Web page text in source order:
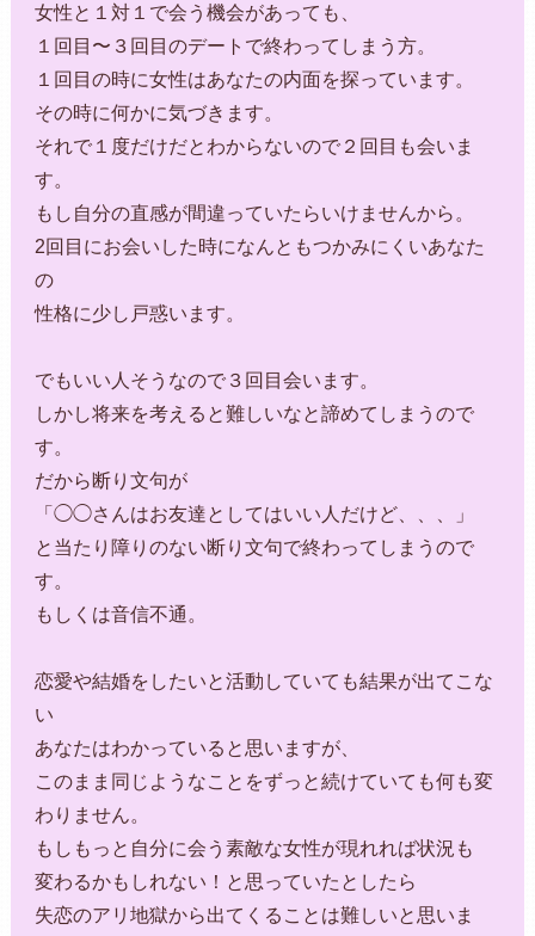
女性と１対１で会う機会があっても、
１回目〜３回目のデートで終わってしまう方。
１回目の時に女性はあなたの内面を探っています。
その時に何かに気づきます。
それで１度だけだとわからないので２回目も会いま
す。
もし自分の直感が間違っていたらいけませんから。
2回目にお会いした時になんともつかみにくいあなた
の
性格に少し戸惑います。
でもいい人そうなので３回目会います。
しかし将来を考えると難しいなと諦めてしまうので
す。
だから断り文句が
「◯◯さんはお友達としてはいい人だけど、、、」
と当たり障りのない断り文句で終わってしまうので
す。
もしくは音信不通。
恋愛や結婚をしたいと活動していても結果が出てこな
い
あなたはわかっていると思いますが、
このまま同じようなことをずっと続けていても何も変
わりません。
もしもっと自分に会う素敵な女性が現れれば状況も
変わるかもしれない！と思っていたとしたら
失恋のアリ地獄から出てくることは難しいと思いま